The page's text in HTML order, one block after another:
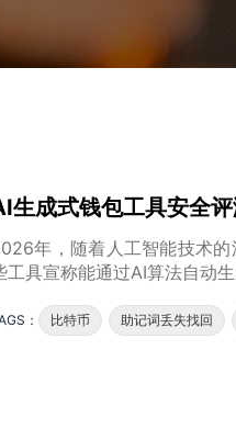
生成式钱包工具安全
年，随着人工智能技术
工具宣称能通过AI算法自动
： 比特币 助记词丢失找回